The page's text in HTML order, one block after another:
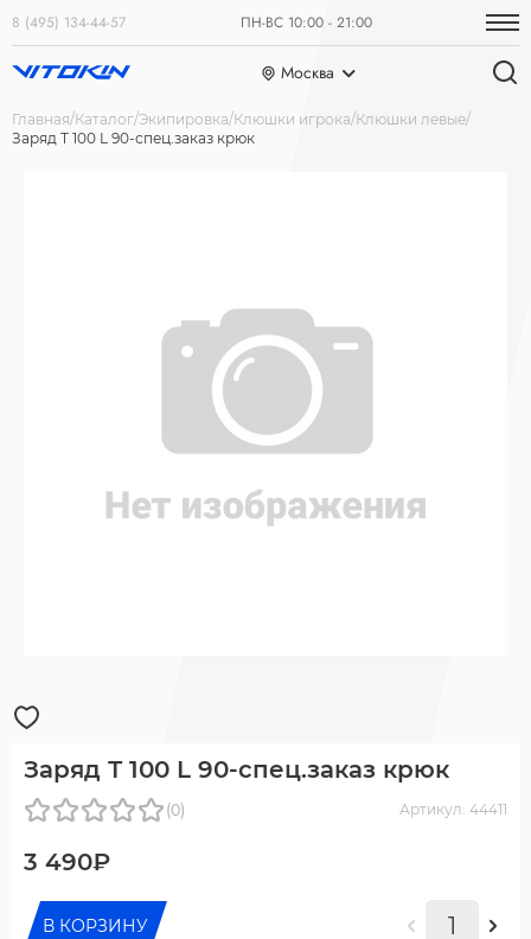
8 (495) 134-44-57 ПН-ВС 10:00 - 21:00
Москва
Главная Каталог Экипировка Клюшки игрока Клюшки левые
Заряд Т 100 L 90-спец.заказ крюк
Заряд Т 100 L 90-спец.заказ крюк
(0) Артикул: 44411
3 490₽
В КОРЗИНУ